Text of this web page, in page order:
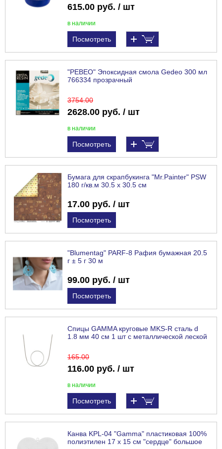
615.00 руб. / шт
в наличии
Посмотреть
"PEBEO" Эпоксидная смола Gedeo 300 мл
766334 прозрачный
3754.00
2628.00 руб. / шт
в наличии
Посмотреть
Бумага для скрапбукинга "Mr.Painter" PSW
180 г/кв.м 30.5 x 30.5 см
17.00 руб. / шт
Посмотреть
"Blumentag" PARF-8 Рафия бумажная 20.5
г ± 5 г 30 м
99.00 руб. / шт
Посмотреть
Спицы GAMMA круговые MKS-R сталь d
1.8 мм 40 см 1 шт с металлической леской
165.00
116.00 руб. / шт
в наличии
Посмотреть
Канва KPL-04 "Gamma" пластиковая 100%
полиэтилен 17 x 15 см "сердце" большое